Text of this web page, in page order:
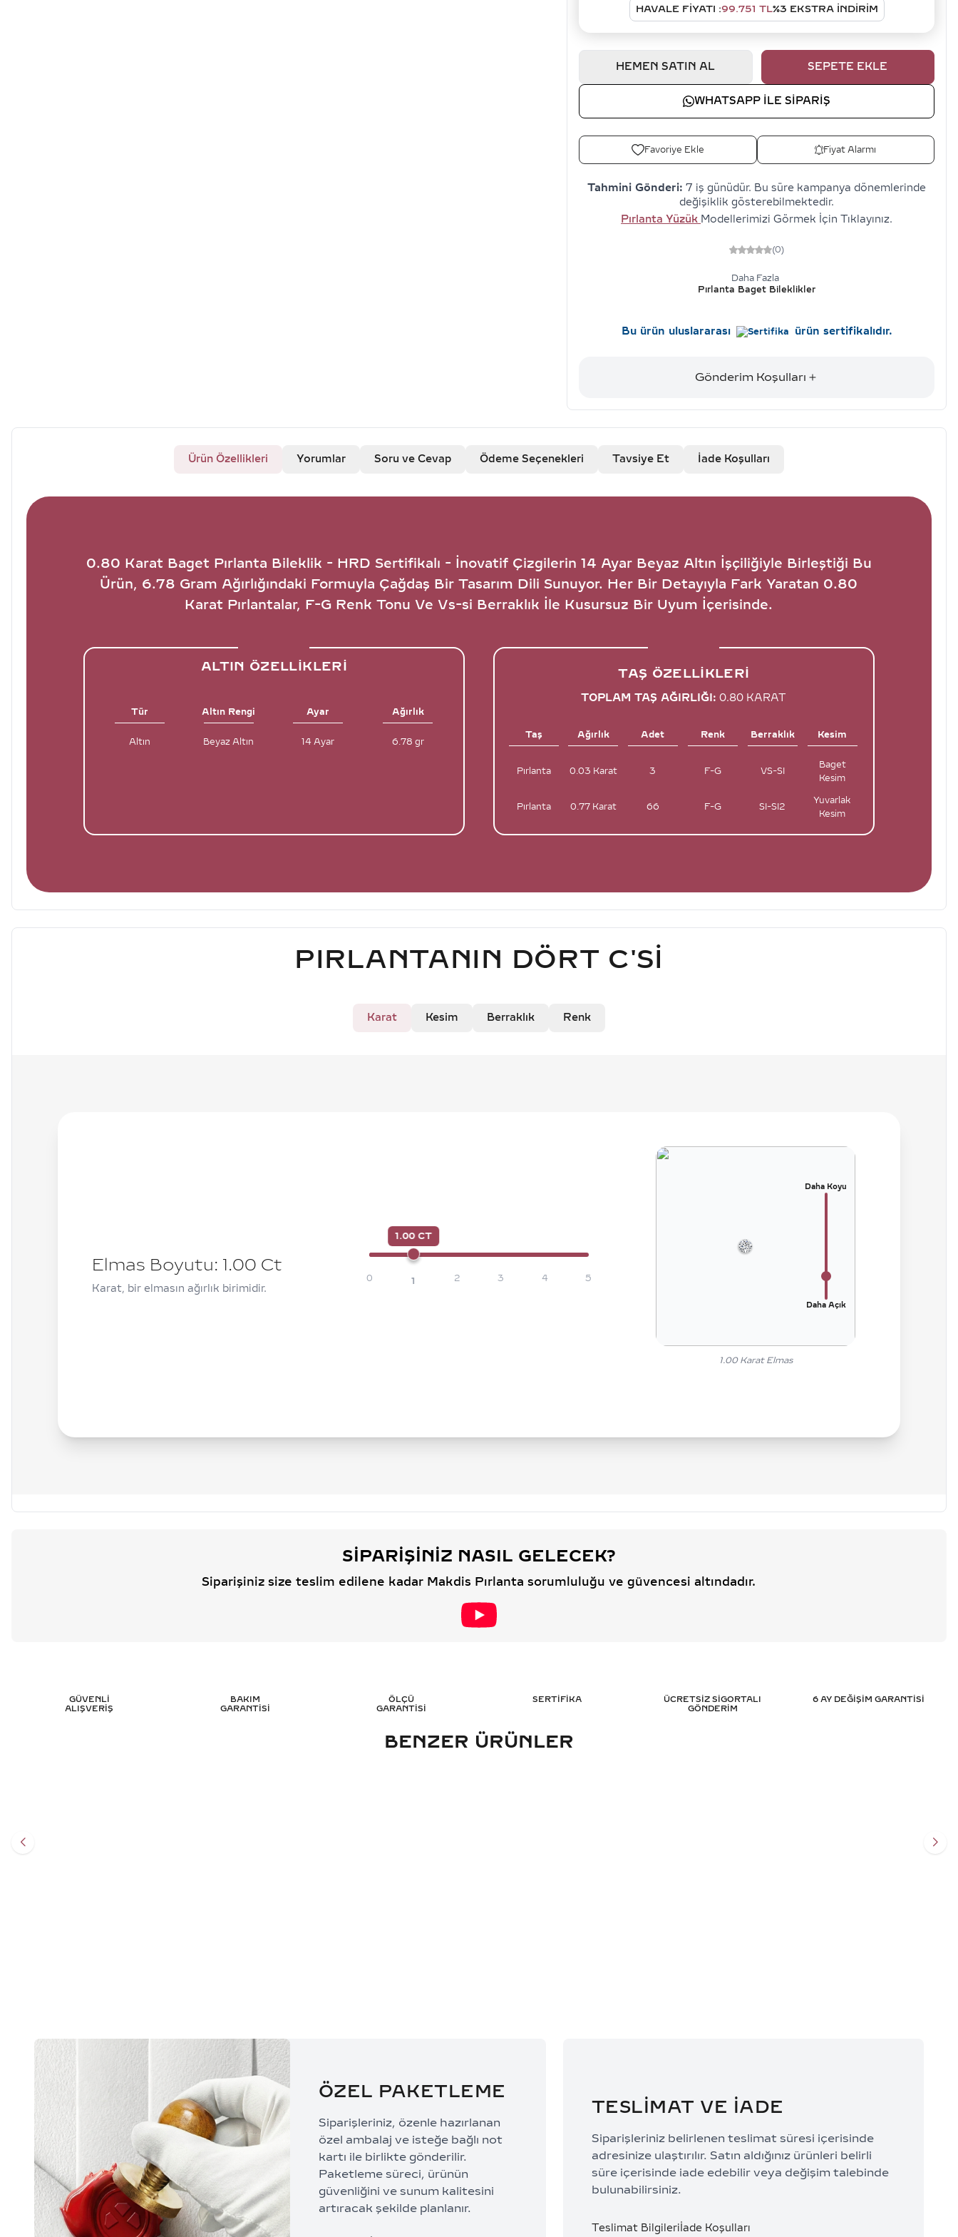
HAVALE FIYATI :99.751 TL%3 EKSTRA İNDİRİM
HEMEN SATIN AL SEPETE EKLE
WHATSAPP ILE SIPARIŞ
Favoriye Ekle Fiyat Alarmı
Tahmini Gönderi: 7 iş günüdür. Bu süre kampanya dönemlerinde
değişiklik gösterebilmektedir.
Pırlanta Yüzük Modellerimizi Görmek İçin Tıklayınız.
(0)
Daha Fazla
Pırlanta Baget Bileklikler
Bu ürün uluslararası ürün sertifikalıdır.
Gönderim Koşulları
Ürün Özellikleri Yorumlar Soru ve Cevap Ödeme Seçenekleri Tavsiye Et İade Koşulları
0.80 Karat Baget Pırlanta Bileklik - HRD Sertifikalı - İnovatif Çizgilerin 14 Ayar Beyaz Altın İşçiliğiyle Birleştiği Bu
Ürün, 6.78 Gram Ağırlığındaki Formuyla Çağdaş Bir Tasarım Dili Sunuyor. Her Bir Detayıyla Fark Yaratan 0.80
Karat Pırlantalar, F-G Renk Tonu Ve Vs-si Berraklık İle Kusursuz Bir Uyum İçerisinde.
ALTIN ÖZELLIKLERI
Tür Altın Rengi Ayar Ağırlık
Altın Beyaz Altın 14 Ayar 6.78 gr
TAŞ ÖZELLIKLERI
TOPLAM TAŞ AĞIRLIĞI: 0.80 KARAT
Taş Ağırlık Adet Renk Berraklık Kesim
Pırlanta 0.03 Karat 3 F-G VS-SI
Baget
Kesim
Pırlanta 0.77 Karat 66 F-G SI-SI2
Yuvarlak
Kesim
PIRLANTANIN DÖRT C'SI
Karat Kesim Berraklık Renk
Elmas Boyutu: 1.00 Ct
Karat, bir elmasın ağırlık birimidir.
1.00 CT
0 1 2 3 4 5
Daha Koyu
Daha Açık
1.00Karat Elmas
SIPARIŞINIZ NASIL GELECEK?
Siparişiniz size teslim edilene kadar Makdis Pırlanta sorumluluğu ve güvencesi altındadır.
GÜVENLİ
ALIŞVERİŞ
BAKIM
GARANTİSİ
ÖLÇÜ
GARANTİSİ
SERTİFİKA
ÜCRETSİZ SİGORTALI
GÖNDERİM
6 AY DEĞİŞİM GARANTİSİ
BENZER ÜRÜNLER
ÖZEL PAKETLEME
Siparişleriniz, özenle hazırlanan
özel ambalaj ve isteğe bağlı not
kartı ile birlikte gönderilir.
Paketleme süreci, ürünün
güvenliğini ve sunum kalitesini
artıracak şekilde planlanır.
TESLİMAT VE İADE
Siparişleriniz belirlenen teslimat süresi içerisinde
adresinize ulaştırılır. Satın aldığınız ürünleri belirli
süre içerisinde iade edebilir veya değişim talebinde
bulunabilirsiniz.
Teslimat Bilgileri İade Koşulları